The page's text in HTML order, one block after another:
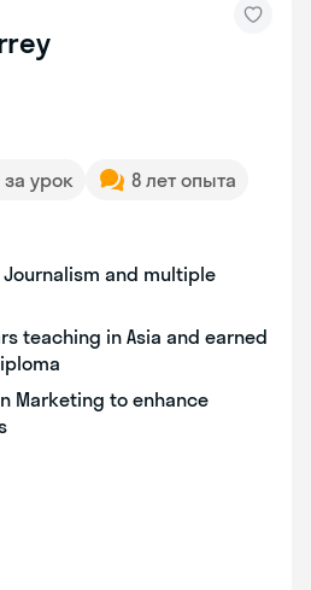
за урок
8 лет опыта
Journalism and multiple
teaching in Asia and earned
Marketing to enhance